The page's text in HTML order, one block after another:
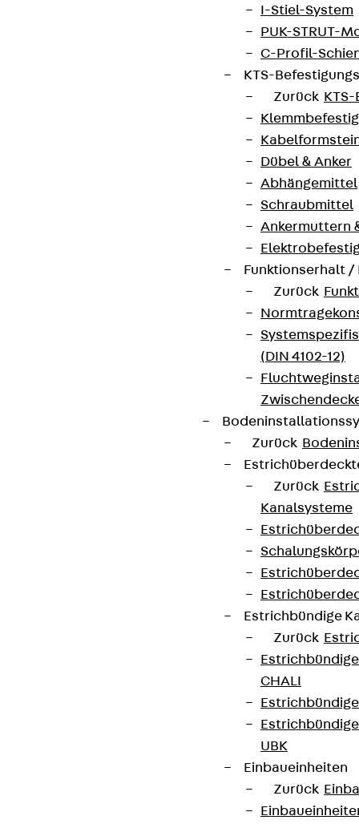
I-Stiel-System
PUK-STRUT-
C-Profil-
KTS-
Zurück
Dübel & Anker
Abhängemittel
Schraubmittel
Ankermuttern
Funktionserhalt
Zurück
(DIN 4102-12)
Zurück
Zurück
Kanalsysteme
Estrichbündige
Zurück
CHALI
UBK
Einbaueinheiten
Zurück